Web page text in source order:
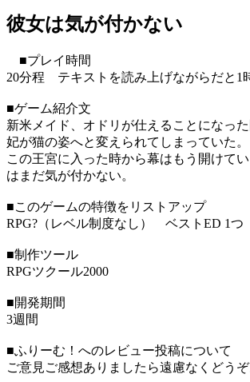
彼女は気が付かない
■プレイ時間
20分程 テキストを読み上げながらだと1
■ゲーム紹介文
新米メイド、オドリが仕えることになっ
妃が猫の姿へと変えられてしまっていた。
この王宮に入った時から幕はもう開けて
はまだ気が付かない。
■このゲームの特徴をリストアップ
RPG?（レベル制度なし） ベストED 1
■制作ツール
RPGツクール2000
■開発期間
3週間
■ふりーむ！へのレビュー投稿について
ご意見ご感想ありましたら遠慮なくどうぞ